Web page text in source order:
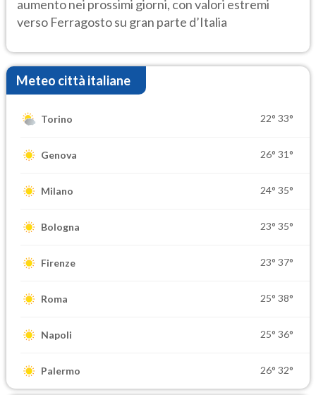
aumento nei prossimi giorni, con valori estremi
verso Ferragosto su gran parte d’Italia
Meteo città italiane
Torino 22° 33°
Genova 26° 31°
Milano 24° 35°
Bologna 23° 35°
Firenze 23° 37°
Roma 25° 38°
Napoli 25° 36°
Palermo 26° 32°